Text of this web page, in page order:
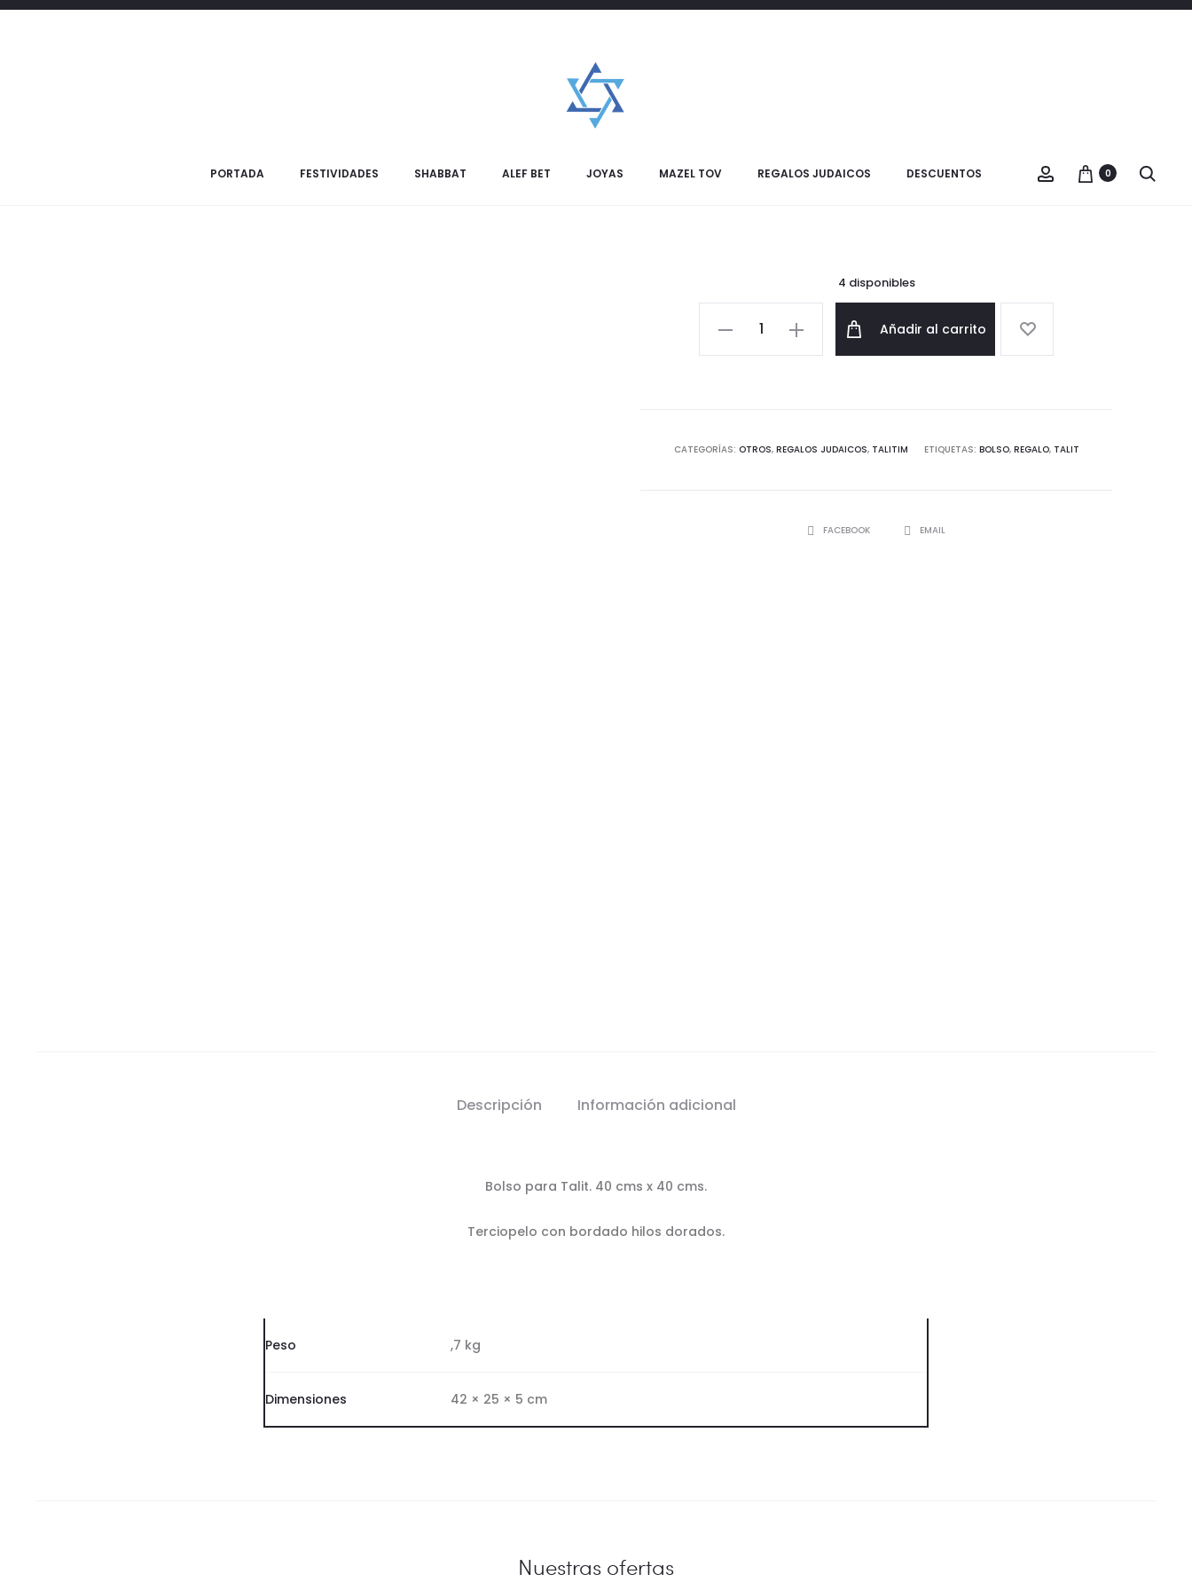
PORTADA FESTIVIDADES SHABBAT ALEF BET JOYAS MAZEL TOV REGALOS JUDAICOS DESCUENTOS 0
$40.000
4 disponibles
Añadir al carrito
CATEGORÍAS: OTROS, REGALOS JUDAICOS, TALITIM ETIQUETAS: BOLSO, REGALO, TALIT
SHAREFACEBOOK EMAIL
Descripción Información adicional
Bolso para Talit. 40 cms x 40 cms.
Terciopelo con bordado hilos dorados.
Peso ,7 kg
Dimensiones 42 × 25 × 5 cm
Nuestras ofertas